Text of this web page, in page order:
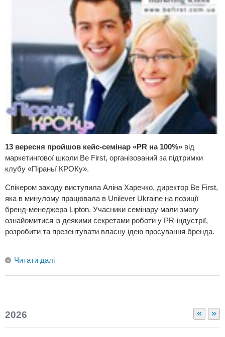
13 вересня пройшов кейс-семінар «PR на 100%» від
маркетингової школи Be First, організований за підтримки
клубу «Піраньї КРОКу».
Спікером заходу виступила Аліна Харечко, директор Be First,
яка в минулому працювала в Unilever Ukraine на позиції
бренд-менеджера Lipton. Учасники семінару мали змогу
ознайомитися із деякими секретами роботи у PR-індустрії,
розробити та презентувати власну ідею просування бренда.
Читати далі
« »
2026